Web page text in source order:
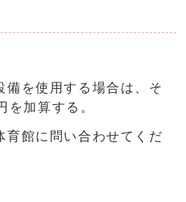
備を使用する場合は、そ
を加算する。
育館に問い合わせてくだ